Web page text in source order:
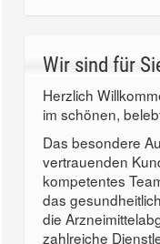
Wir sind für
Herzlich
im schönen,
Das besondere
vertrauenden
kompetentes
das
die
zahlreiche